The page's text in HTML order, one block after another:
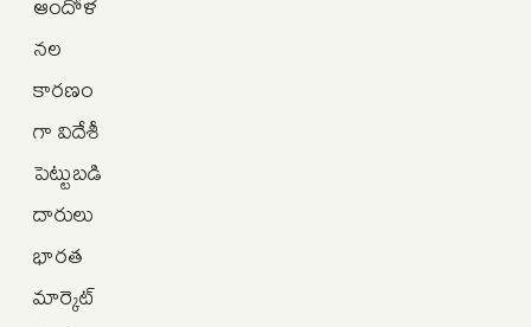
నల
కారణం
గా విదేశీ
పెట్టుబడి
దారులు
భారత
మార్కెట్